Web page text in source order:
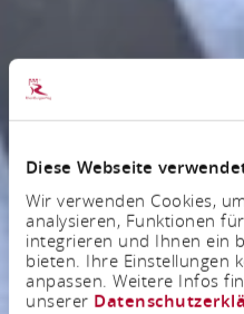
Diese Webseite
Wir verwenden Cookies,
analysieren, Funktionen
integrieren und Ihnen ein
bieten. Ihre Einstellungen
anpassen. Weitere Infos
unserer